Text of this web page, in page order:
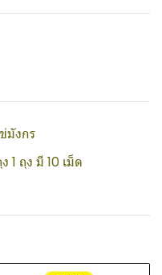
มังกร
1 ถุง มี 10 เม็ด